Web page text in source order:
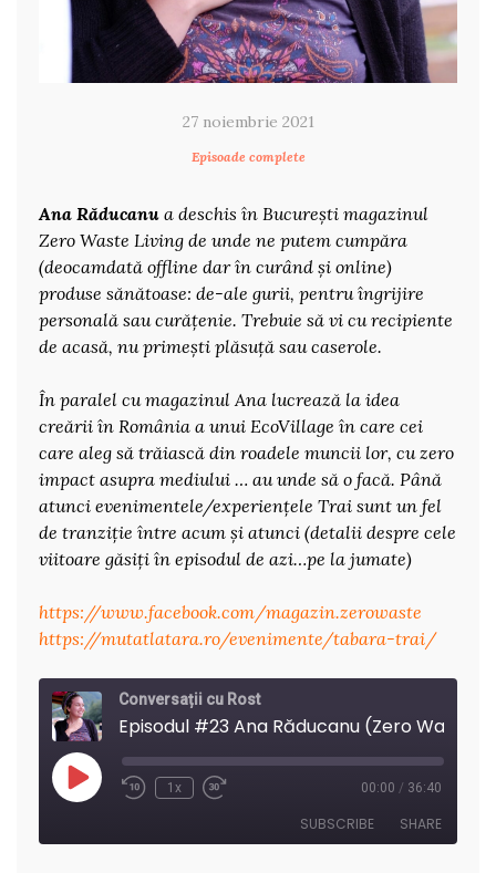
27 noiembrie 2021
Episoade complete
Ana Răducanu a deschis în București magazinul
Zero Waste Living de unde ne putem cumpăra
(deocamdată offline dar în curând și online)
produse sănătoase: de-ale gurii, pentru îngrijire
personală sau curățenie. Trebuie să vi cu recipiente
de acasă, nu primești plăsuță sau caserole.
În paralel cu magazinul Ana lucrează la idea
creării în România a unui EcoVillage în care cei
care aleg să trăiască din roadele muncii lor, cu zero
impact asupra mediului … au unde să o facă. Până
atunci evenimentele/experiențele Trai sunt un fel
de tranziție între acum și atunci (detalii despre cele
viitoare găsiți în episodul de azi…pe la jumate)
https://www.facebook.com/magazin.zerowaste
https://mutatlatara.ro/evenimente/tabara-trai/
Conversații cu Rost
Play
EpisodeRewind
1x
Fast
seconds
00:00 / 36:40
SUBSCRIBE SHARE